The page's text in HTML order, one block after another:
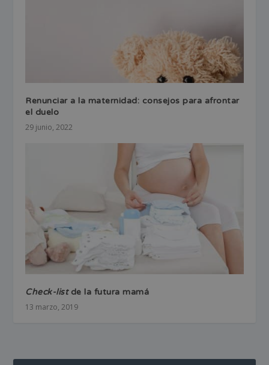
Renunciar a la maternidad: consejos para afrontar
el duelo
29 junio, 2022
Check-listde la futura mamá
13 marzo, 2019